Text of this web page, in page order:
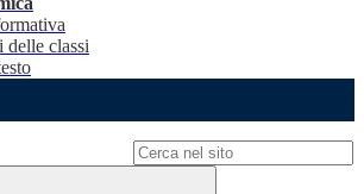
delle classi